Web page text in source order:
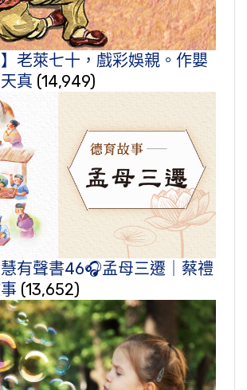
】老萊七十，戲彩娛親。作嬰
真 (14,949)
有聲書46🎧孟母三遷｜蔡禮
(13,652)